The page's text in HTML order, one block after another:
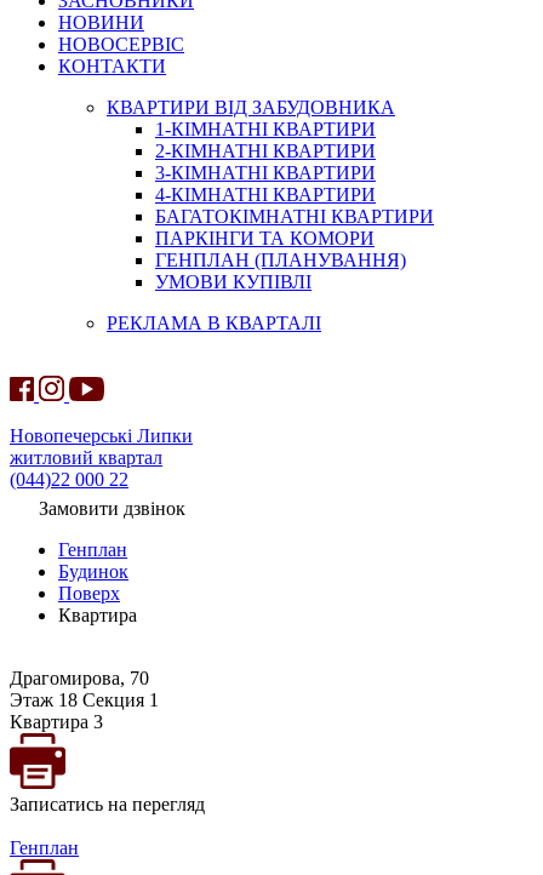
НОВИНИ
НОВОСЕРВІС
КОНТАКТИ
КВАРТИРИ ВІД ЗАБУДОВНИКА
1-КІМНАТНІ КВАРТИРИ
2-КІМНАТНІ КВАРТИРИ
3-КІМНАТНІ КВАРТИРИ
4-КІМНАТНІ КВАРТИРИ
БАГАТОКІМНАТНІ КВАРТИРИ
ПАРКІНГИ ТА КОМОРИ
ГЕНПЛАН (ПЛАНУВАННЯ)
УМОВИ КУПІВЛІ
РЕКЛАМА В КВАРТАЛІ
Новопечерські Липки
житловий квартал
(044)22 000 22
Замовити дзвінок
Генплан
Будинок
Поверх
Квартира
Драгомирова, 70
Этаж 18 Секция 1
Квартира 3
Записатись на перегляд
Генплан